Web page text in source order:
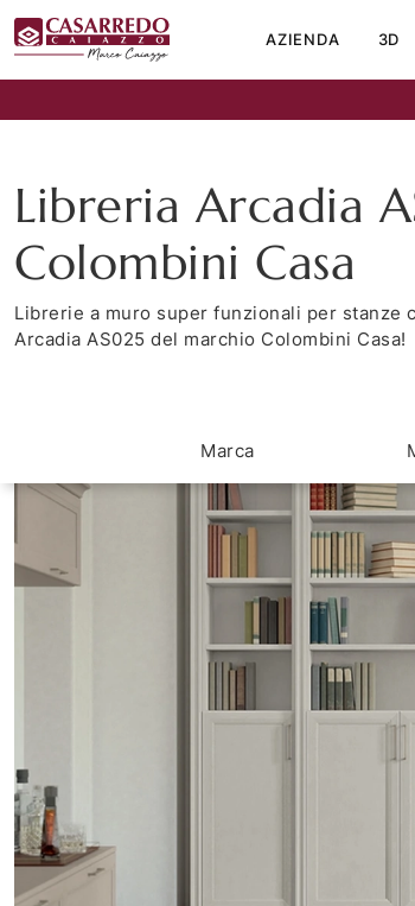
AZIENDA 3D
Libreria Arcadia
Colombini Casa
Librerie a muro super funzionali per stanze
Arcadia AS025 del marchio Colombini Casa!
Marca